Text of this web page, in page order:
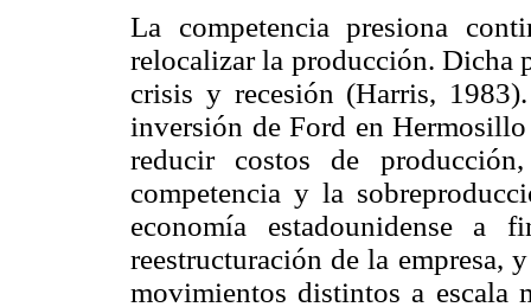
La competencia presiona
relocalizar la producción. Dicha
crisis y recesión (Harris,
inversión de Ford en
reducir costos de
competencia y la
economía estadounidense a
reestructuración de la empresa,
movimientos distintos a escala